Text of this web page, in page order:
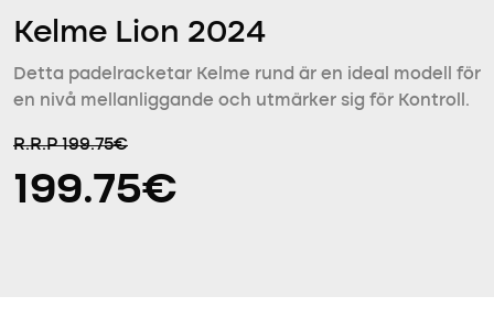
Kelme Lion 2024
Detta padelracketar Kelme rund är en ideal modell för
en nivå mellanliggande och utmärker sig för Kontroll.
R.R.P 199.75€
199.75€